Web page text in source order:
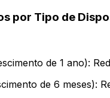
por Tipo de
de 1 ano):
de 6 meses):